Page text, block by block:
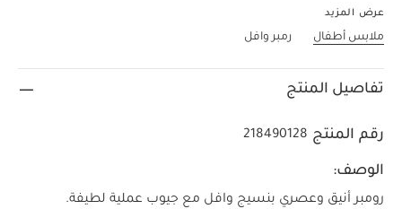
عرض المزيد
ملابس أطفال رمبر وافل
تفاصيل المنتج
رقم المنتج 218490128
الوصف:
رومبر أنيق وعصري بنسيج وافل مع جيوب عملية لطيفة.